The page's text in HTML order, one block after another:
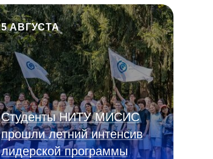
5 АВГУСТА
Студенты НИТУ МИСИС
прошли летний интенсив
лидерской программы